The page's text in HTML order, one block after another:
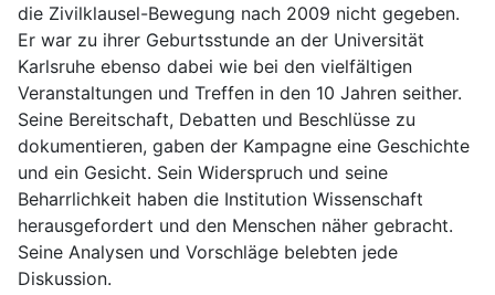
die Zivilklausel-Bewegung nach 2009 nicht gegeben.
Er war zu ihrer Geburtsstunde an der Universität
Karlsruhe ebenso dabei wie bei den vielfältigen
Veranstaltungen und Treffen in den 10 Jahren seither.
Seine Bereitschaft, Debatten und Beschlüsse zu
dokumentieren, gaben der Kampagne eine Geschichte
und ein Gesicht. Sein Widerspruch und seine
Beharrlichkeit haben die Institution Wissenschaft
herausgefordert und den Menschen näher gebracht.
Seine Analysen und Vorschläge belebten jede
Diskussion.